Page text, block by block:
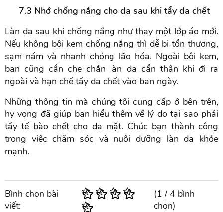
7.3 Nhớ chống nắng cho da sau khi tẩy da chết
Làn da sau khi chống nắng như thay một lớp áo mới.
Nếu không bôi kem chống nắng thì dễ bị tổn thương,
sạm nám và nhanh chóng lão hóa. Ngoài bôi kem,
ban cũng cần che chắn làn da cẩn thận khi đi ra
ngoài và hạn chế tẩy da chết vào ban ngày.
Những thông tin mà chúng tôi cung cấp ở bên trên,
hy vọng đã giúp bạn hiểu thêm về lý do tại sao phải
tẩy tế bào chết cho da mặt. Chúc bạn thành công
trong việc chăm sóc và nuôi dưỡng làn da khỏe
mạnh.
Bình chọn bài
viết:
(1 /4 bình
chọn)